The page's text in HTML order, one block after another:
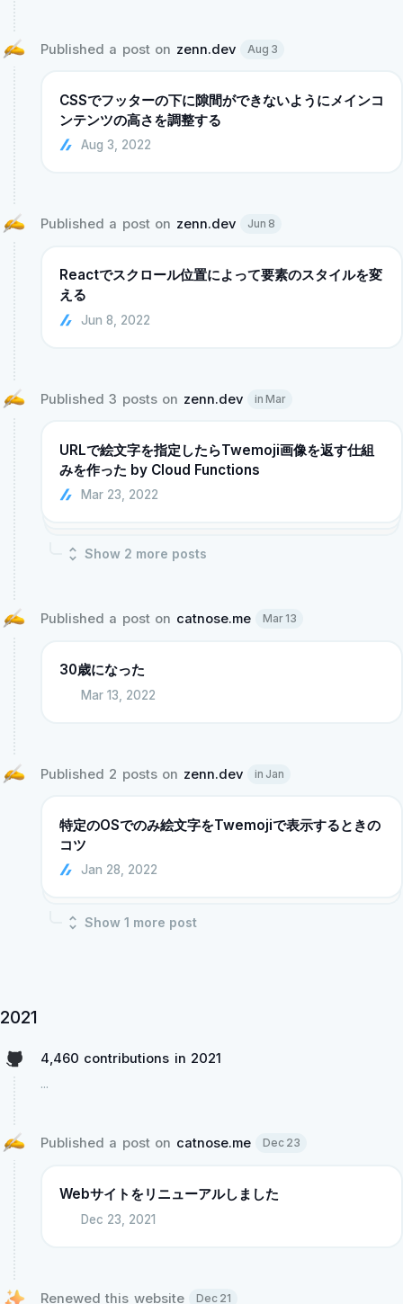
Published a post on zenn.dev Aug 3
CSSでフッターの下に隙間ができないようにメインコ
ンテンツの高さを調整する
Aug 3, 2022
Published a post on zenn.dev Jun 8
Reactでスクロール位置によって要素のスタイルを変
える
Jun 8, 2022
Published 3 posts on zenn.dev in Mar
URLで絵文字を指定したらTwemoji画像を返す仕組
みを作った by Cloud Functions
Mar 23, 2022
Show 2 more posts
Published a post on catnose.me Mar 13
30歳になった
Mar 13, 2022
Published 2 posts on zenn.dev in Jan
特定のOSでのみ絵文字をTwemojiで表示するときの
コツ
Jan 28, 2022
Show 1 more post
2021
4,460 contributions in 2021
...
Published a post on catnose.me Dec 23
Webサイトをリニューアルしました
Dec 23, 2021
Renewed this website Dec 21